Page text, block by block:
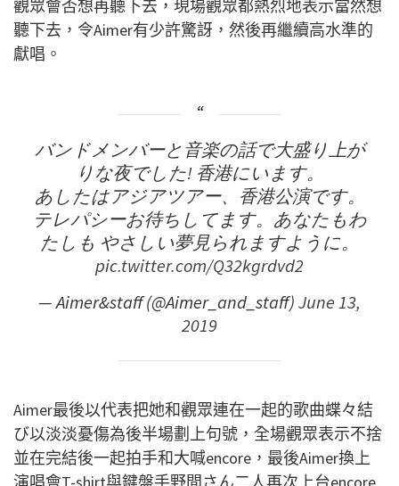
觀眾會否想再聽下去，現場觀眾都熱烈地表示當然想
聽下去，令Aimer有少許驚訝，然後再繼續高水準的
獻唱。
バンドメンバーと音楽の話で大盛り上が
りな夜でした! 香港にいます。
あしたはアジアツアー、香港公演です。
テレパシーお待ちしてます。あなたもわ
たしも やさしい夢見られますように。
pic.twitter.com/Q32kgrdvd2
— Aimer&staff (@Aimer_and_staff)June 13,
2019
Aimer最後以代表把她和觀眾連在一起的歌曲蝶々結
び以淡淡憂傷為後半場劃上句號，全場觀眾表示不捨
並在完結後一起拍手和大喊encore ，最後Aimer換上
演唱會T-shirt與鍵盤手野間さん二人再次上台encore